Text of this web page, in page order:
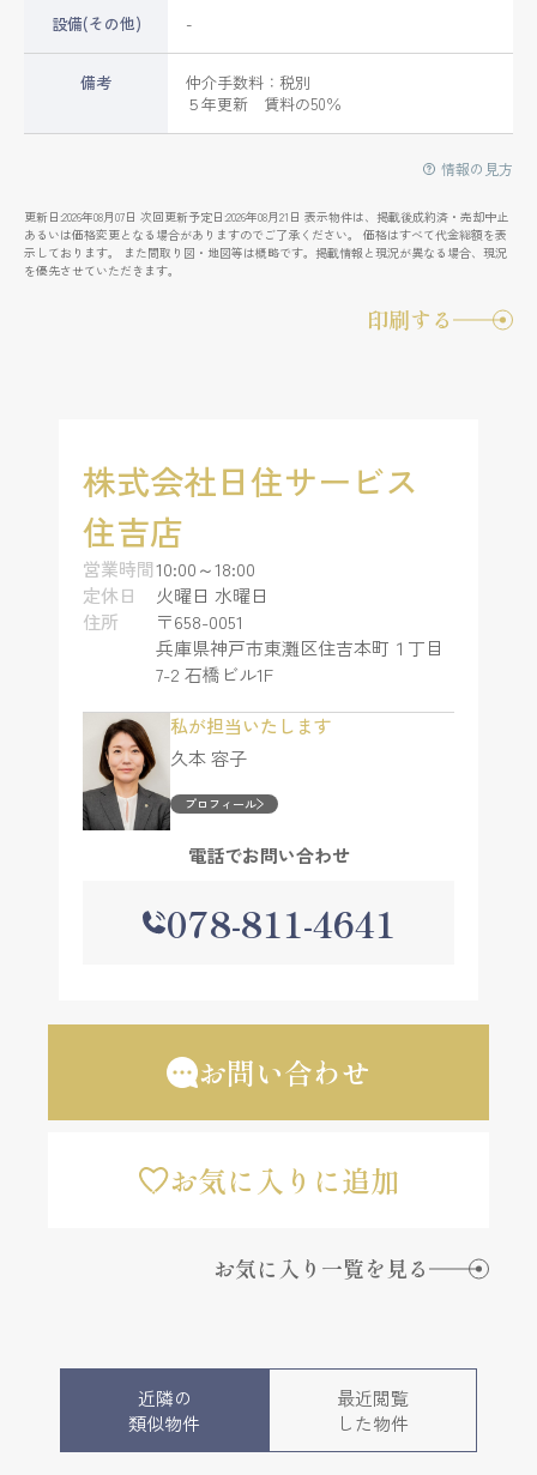
設備(その他) -
備考
仲介手数料：税別
５年更新 賃料の50％
情報の見方
更新日:2026年08月07日 次回更新予定日:2026年08月21日 表示物件は、掲載後成約済・売却中止
あるいは価格変更となる場合がありますのでご了承ください。 価格はすべて代金総額を表
示しております。 また間取り図・地図等は概略です。掲載情報と現況が異なる場合、現況
を優先させていただきます。
印刷する
株式会社日住サービス
住吉店
営業時間10:00～18:00
定休日
火曜日 水曜日
住所
〒658-0051
兵庫県神戸市東灘区住吉本町１丁目
7-2 石橋ビル1F
私が担当いたします
久本 容子
プロフィール
電話でお問い合わせ
078-811-4641
お問い合わせ
お気に入りに追加
お気に入り一覧を見る
近隣の
類似物件
最近閲覧
した物件